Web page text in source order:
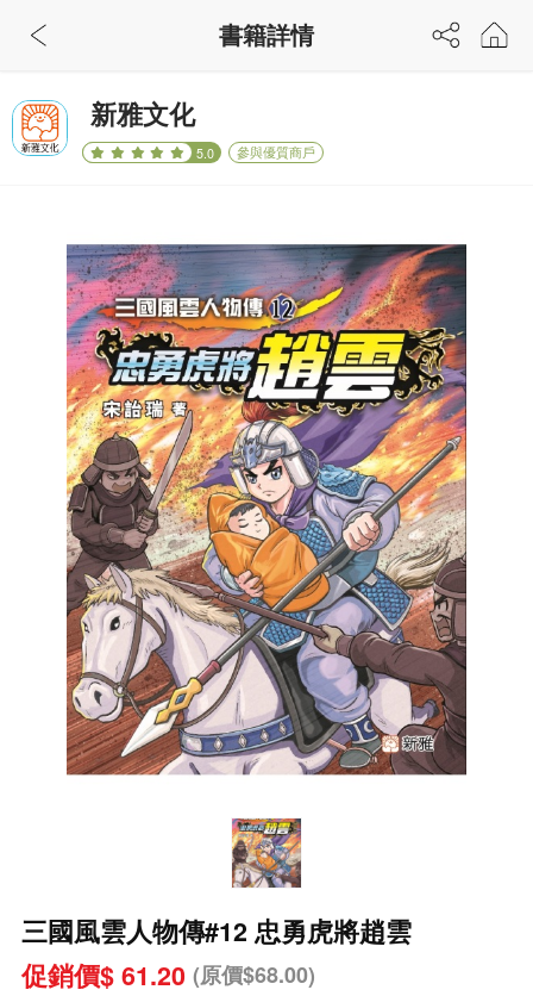
新雅文化
5.0 參與優質商戶
三國風雲人物傳#12 忠勇虎將趙雲
促銷價$ 61.20 (原價$68.00)
書籍詳情